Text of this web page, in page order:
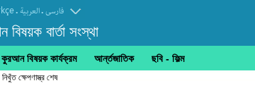
. العربیة.فارسی
বার্তা সংস্থা
কুরআন বিষয়ক কার্যক্রম আর্ন্তজাতিক ছবি‎ - ফিল্ম